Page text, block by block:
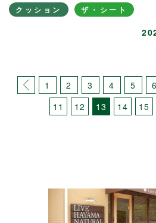
クッション ザ・シート
1 2 3 4 5 6
11
12 13 14 15